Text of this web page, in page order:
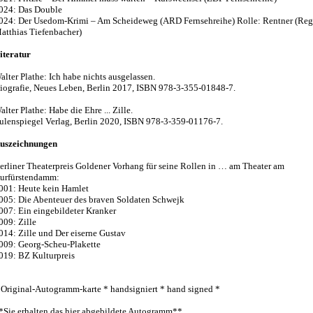
Das Double
Der Usedom-Krimi – Am Scheideweg (ARD Fernsehreihe) Rolle: Rentner
Tiefenbacher)
Plathe: Ich habe nichts ausgelassen.
Neues Leben, Berlin 2017, ISBN 978-3-355-01848-7.
Plathe: Habe die Ehre ... Zille.
Verlag, Berlin 2020, ISBN 978-3-359-01176-7.
Theaterpreis Goldener Vorhang für seine Rollen in … am Theater am
Heute kein Hamlet
Die Abenteuer des braven Soldaten Schwejk
Ein eingebildeter Kranker
Zille
Zille und Der eiserne Gustav
Georg-Scheu-Plakette
BZ Kulturpreis
Autogramm-karte * handsigniert * hand signed *